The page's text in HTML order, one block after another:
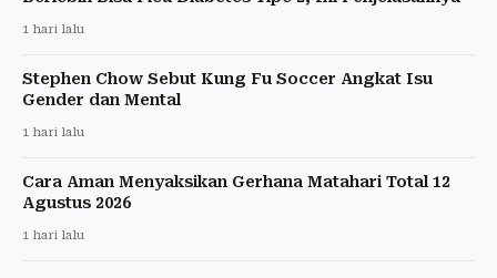
1 hari lalu
Stephen Chow Sebut Kung Fu Soccer Angkat Isu
Gender dan Mental
1 hari lalu
Cara Aman Menyaksikan Gerhana Matahari Total 12
Agustus 2026
1 hari lalu